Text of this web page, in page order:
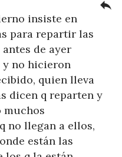
insiste en
para repartir las
de ayer
y no hicieron
quien lleva
dicen q reparten y
muchos
no llegan a ellos,
están las
reply